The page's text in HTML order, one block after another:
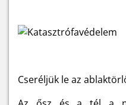
Cseréljük le az